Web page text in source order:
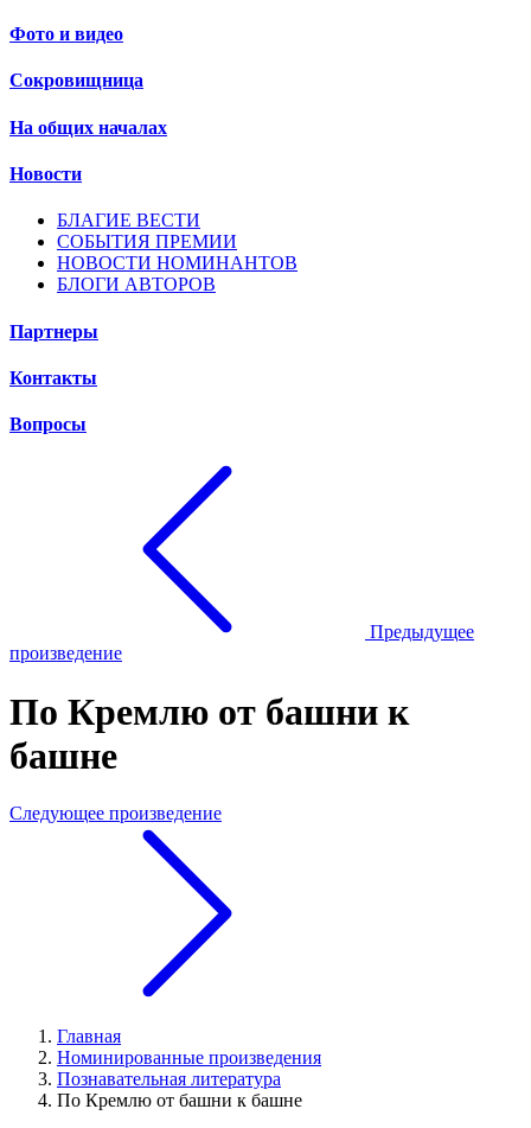
Фото и видео
Сокровищница
На общих началах
Новости
БЛАГИЕ ВЕСТИ
СОБЫТИЯ ПРЕМИИ
НОВОСТИ НОМИНАНТОВ
БЛОГИ АВТОРОВ
Партнеры
Контакты
Вопросы
Предыдущее
произведение
По Кремлю от башни к
башне
Следующее произведение
Главная
Номинированные произведения
Познавательная литература
По Кремлю от башни к башне